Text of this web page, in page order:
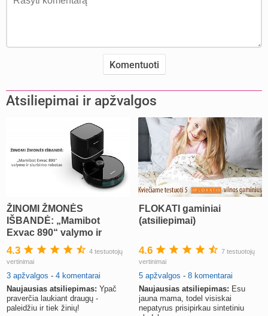
Atsiliepimai ir apžvalgos
ŽINOMI ŽMONĖS
IŠBANDĖ: „Mamibot
Exvac 890“ valymo ir
siurbimo robotas
4.3
4 testuotojų
vertinimai
3 apžvalgos - 4 komentarai
Naujausias atsiliepimas: Ypač
praverčia laukiant draugų -
paleidžiu ir tiek žinių!
FLOKATI gaminiai
(atsiliepimai)
4.6
7 testuotojų
vertinimai
5 apžvalgos - 8 komentarai
Naujausias atsiliepimas: Esu
jauna mama, todel visiskai
nepatyrus prisipirkau sintetiniu